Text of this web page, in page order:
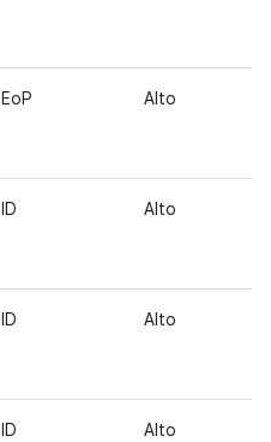
EoP Alto
ID Alto
ID Alto
ID Alto